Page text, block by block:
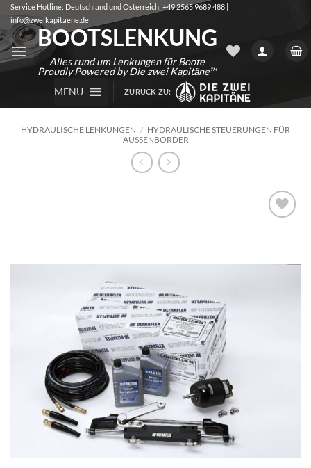
Zum
Inhalt
springen
Service Hotline: Deutschland und Österreich: +49 2565 9689 488 |
info@zweikapitaene.de
BOOTSLENKUNG
Alles rund um Lenkungen für Boote
Proudly Powered by Die zwei Kapitäne™
MENU
ZURÜCK ZU:
HYDRAULISCHE LENKUNGEN / HYDRAULISCHE STEUERUNGEN FÜR
AUSSENBORDER